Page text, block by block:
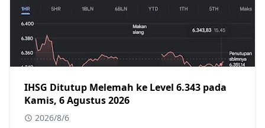
IHSG Ditutup Melemah ke Level 6.343 pada
Kamis, 6 Agustus 2026
2026/8/6